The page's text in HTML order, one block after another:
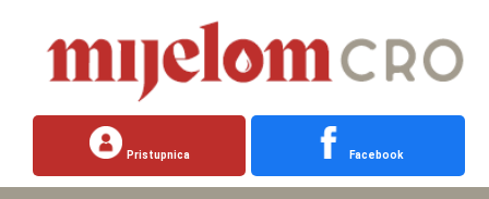
Pristupnica Facebook